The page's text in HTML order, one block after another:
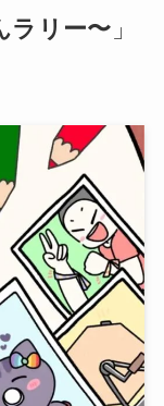
ラリー〜 」